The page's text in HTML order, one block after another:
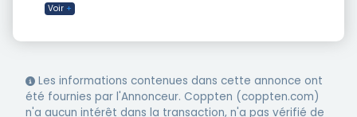
Voir +
Les informations contenues dans cette annonce ont
été fournies par l'Annonceur. Coppten (coppten.com)
n'a aucun intérêt dans la transaction, n'a pas vérifié de